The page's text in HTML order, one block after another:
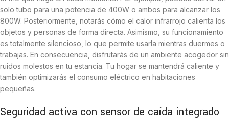
solo tubo para una potencia de 400W o ambos para alcanzar los
800W. Posteriormente, notarás cómo el calor infrarrojo calienta los
objetos y personas de forma directa. Asimismo, su funcionamiento
es totalmente silencioso, lo que permite usarla mientras duermes o
trabajas. En consecuencia, disfrutarás de un ambiente acogedor sin
ruidos molestos en tu estancia. Tu hogar se mantendrá caliente y
también optimizarás el consumo eléctrico en habitaciones
pequeñas.
Seguridad activa con sensor de caída integrado